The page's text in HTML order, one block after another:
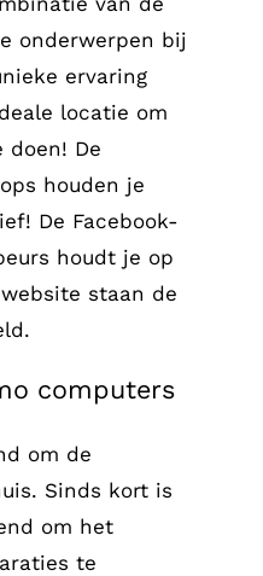
onderwerpen bij
ervaring
locatie om
doen! De
houden je
De Facebook-
houdt je op
staan de
computers
om de
Sinds kort is
om het
te